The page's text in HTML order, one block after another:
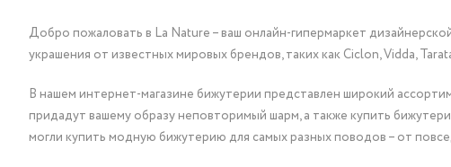
Добро пожаловать в La Nature – ваш онлайн-гипермаркет
украшения от известных мировых брендов, таких как Ciclon, Vidda,
В нашем интернет-магазине бижутерии представлен широкий
придадут вашему образу неповторимый шарм, а также купить
могли купить модную бижутерию для самых разных поводов – от